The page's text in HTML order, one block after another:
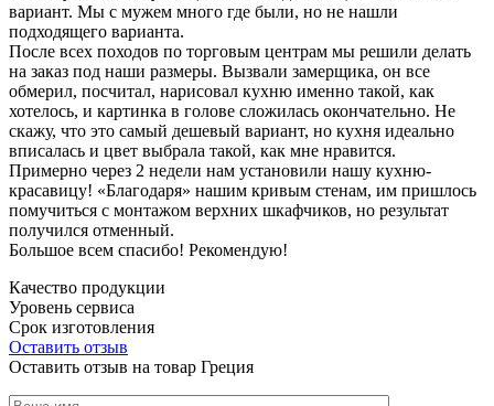
вариант. Мы с мужем много где были, но не нашли
подходящего варианта.
После всех походов по торговым центрам мы решили делать
на заказ под наши размеры. Вызвали замерщика, он все
обмерил, посчитал, нарисовал кухню именно такой, как
хотелось, и картинка в голове сложилась окончательно. Не
скажу, что это самый дешевый вариант, но кухня идеально
вписалась и цвет выбрала такой, как мне нравится.
Примерно через 2 недели нам установили нашу кухню-
красавицу! «Благодаря» нашим кривым стенам, им пришлось
помучиться с монтажом верхних шкафчиков, но результат
получился отменный.
Большое всем спасибо! Рекомендую!
Качество продукции
Уровень сервиса
Срок изготовления
Оставить отзыв
Оставить отзыв на товар Греция